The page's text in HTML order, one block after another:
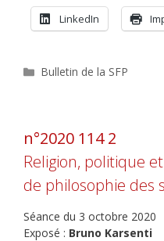
LinkedIn
Catégories
Bulletin de la SFP
n°2020 114 2
Religion, politique
de philosophie des
Séance du 3 octobre 2020
Exposé : Bruno Karsenti